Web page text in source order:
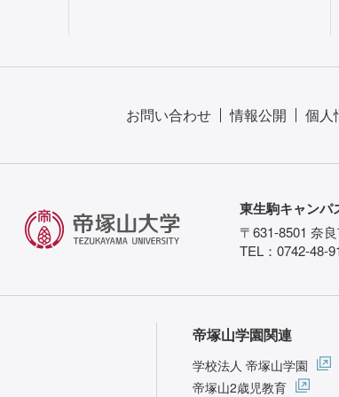
お問い合わせ 情報公開 個人
東生駒キャンパ
〒631-8501 奈
TEL：0742-48-
帝塚山学園関連
学校法人 帝塚山学園
帝塚山2歳児教育